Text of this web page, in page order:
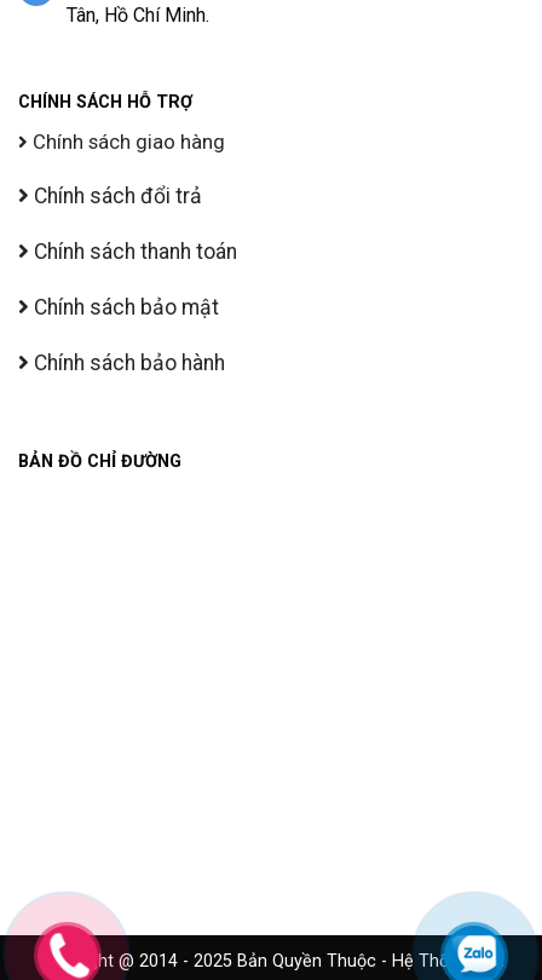
Tân, Hồ Chí Minh.
CHÍNH SÁCH HỖ TRỢ
Chính sách giao hàng
Chính sách đổi trả
Chính sách thanh toán
Chính sách bảo mật
Chính sách bảo hành
BẢN ĐỒ CHỈ ĐƯỜNG
Copyright @ 2014 - 2025 Bản Quyền Thuộc - Hệ Thống Cửa